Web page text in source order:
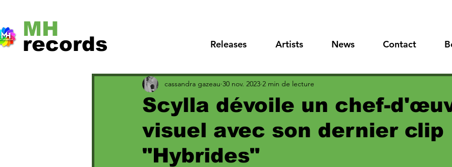
MH
records Releases Artists News Contact
Scylla dévoile un chef-
visuel avec son dernier clip
"Hybrides"
cassandra gazeau 30 nov. 2023 2 min de lecture